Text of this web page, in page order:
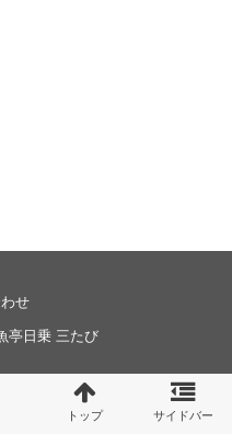
せ
亭日乗 三たび